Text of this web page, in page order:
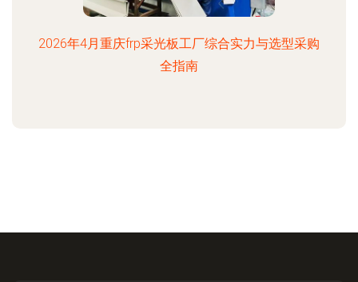
2026年4月重庆frp采光板工厂综合实力与选型采购
全指南